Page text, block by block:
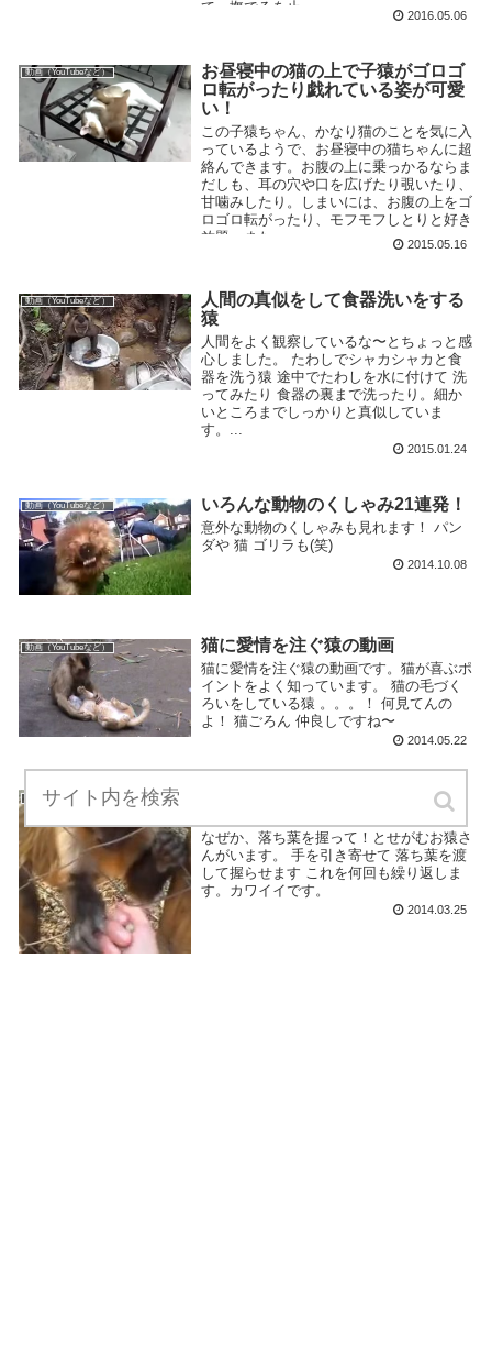
て、撫でるを止...
2016.05.06
動画（YouTubeなど）
お昼寝中の猫の上で子猿がゴロゴ
ロ転がったり戯れている姿が可愛
い！
この子猿ちゃん、かなり猫のことを気に入
っているようで、お昼寝中の猫ちゃんに超
絡んできます。お腹の上に乗っかるならま
だしも、耳の穴や口を広げたり覗いたり、
甘噛みしたり。しまいには、お腹の上をゴ
ロゴロ転がったり、モフモフしとりと好き
放題。また、...
2015.05.16
動画（YouTubeなど）
人間の真似をして食器洗いをする
猿
人間をよく観察しているな〜とちょっと感
心しました。 たわしでシャカシャカと食
器を洗う猿 途中でたわしを水に付けて 洗
ってみたり 食器の裏まで洗ったり。細か
いところまでしっかりと真似していま
す。...
2015.01.24
動画（YouTubeなど） いろんな動物のくしゃみ21連発！
意外な動物のくしゃみも見れます！ パン
ダや 猫 ゴリラも(笑)
2014.10.08
動画（YouTubeなど） 猫に愛情を注ぐ猿の動画
猫に愛情を注ぐ猿の動画です。猫が喜ぶポ
イントをよく知っています。 猫の毛づく
ろいをしている猿 。。。！ 何見てんの
よ！ 猫ごろん 仲良しですね〜
2014.05.22
動画（YouTubeなど）
落ち葉を握って！とせがむお猿さ
なぜか、落ち葉を握って！とせがむお猿さ
んがいます。 手を引き寄せて 落ち葉を渡
して握らせます これを何回も繰り返しま
す。カワイイです。
2014.03.25